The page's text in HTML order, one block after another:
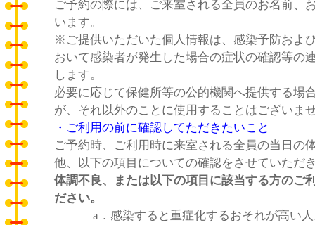
ご予約の際には、ご来室される全員のお名前、
います。
※ご提供いただいた個人情報は、感染予防およ
おいて感染者が発生した場合の症状の確認等の
します。
必要に応じて保健所等の公的機関へ提供する場
が、それ以外のことに使用することはございま
・ご利用の前に確認してただきたいこと
ご予約時、ご利用時に来室される全員の当日の
他、以下の項目についての確認をさせていただ
体調不良、または以下の項目に該当する方のご
ださい。
a．感染すると重症化するおそれが高い